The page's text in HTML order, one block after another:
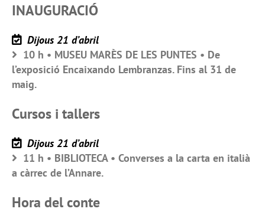
INAUGURACIÓ
Dijous 21 d’abril
10 h • MUSEU MARÈS DE LES PUNTES • De
l’exposició Encaixando Lembranzas. Fins al 31 de
maig.
Cursos i tallers
Dijous 21 d’abril
11 h • BIBLIOTECA • Converses a la carta en italià
a càrrec de l’Annare.
Hora del conte